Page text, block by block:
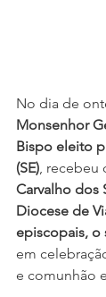
No dia de
Monsenhor
Bispo eleito
(SE) ,
Carvalho dos
Diocese de
episcopais, o
em
e comunhão